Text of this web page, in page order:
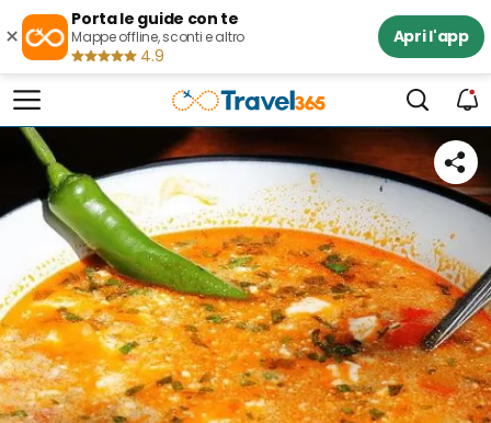
×
Porta le guide con te
Mappe offline, sconti e altro
4.9
Apri l'app